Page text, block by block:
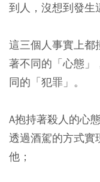
到人，沒想到發生
這三個人事實上都
著不同的「心態」
同的「犯罪」。
A抱持著殺人的心
透過酒駕的方式實
他；